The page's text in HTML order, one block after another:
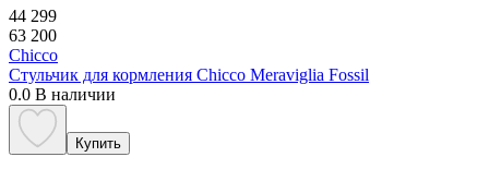
44 299
63 200
Chicco
Стульчик для кормления Chicco Meraviglia Fossil
0.0 В наличии
Купить